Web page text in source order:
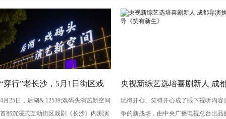
“穿行”老长沙，5月1日街区戏
剧《长沙》将亮相“后湖・戏码
4月25日，后湖& 12539;戏码头演艺新空间
首部沉浸式互动街区戏剧《长沙》内测演
央视新综艺选培喜剧新人 成
导演执导《笑有新生》
玩得开心、笑得开心成了眼下视听内容
争的新战场，由中央广播电视总台出品